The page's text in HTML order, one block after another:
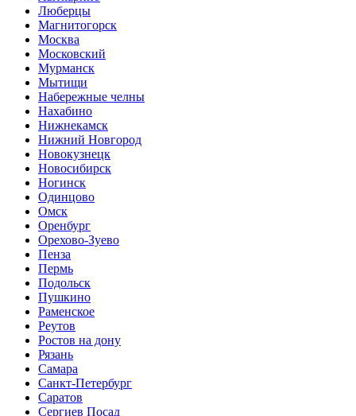
Люберцы
Магнитогорск
Москва
Московский
Мурманск
Мытищи
Набережные челны
Нахабино
Нижнекамск
Нижний Новгород
Новокузнецк
Новосибирск
Ногинск
Одинцово
Омск
Оренбург
Орехово-Зуево
Пенза
Пермь
Подольск
Пушкино
Раменское
Реутов
Ростов на дону
Рязань
Самара
Санкт-Петербург
Саратов
Сергиев Посад